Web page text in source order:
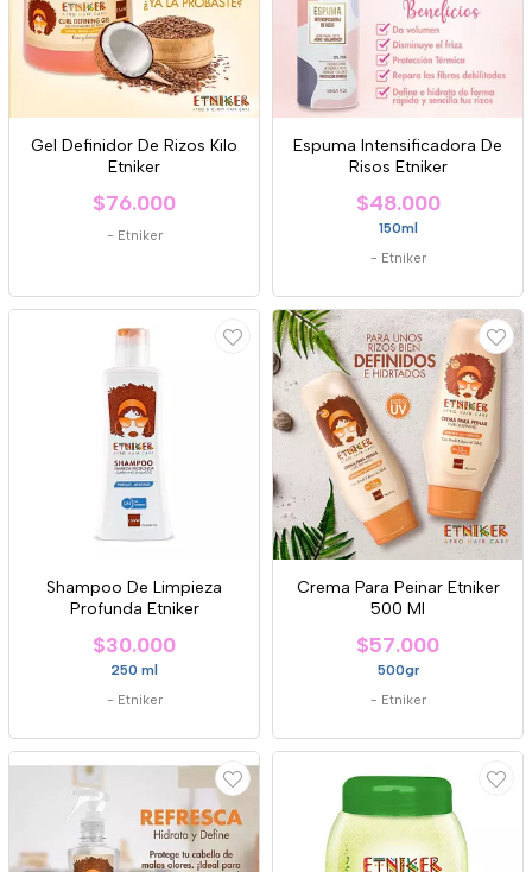
Gel Definidor De Rizos Kilo
Etniker
$76.000
- Etniker
Espuma Intensificadora De
Risos Etniker
$48.000
150ml
- Etniker
Shampoo De Limpieza
Profunda Etniker
$30.000
250 ml
- Etniker
Crema Para Peinar Etniker
500 Ml
$57.000
500gr
- Etniker